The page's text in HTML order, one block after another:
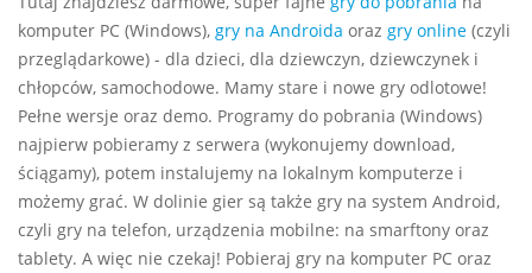
komputer PC (Windows), gry na Androida oraz gry online (czyli
przeglądarkowe) - dla dzieci, dla dziewczyn, dziewczynek i
chłopców, samochodowe. Mamy stare i nowe gry odlotowe!
Pełne wersje oraz demo. Programy do pobrania (Windows)
najpierw pobieramy z serwera (wykonujemy download,
ściągamy), potem instalujemy na lokalnym komputerze i
możemy grać. W dolinie gier są także gry na system Android,
czyli gry na telefon, urządzenia mobilne: na smarftony oraz
tablety. A więc nie czekaj! Pobieraj gry na komputer PC oraz